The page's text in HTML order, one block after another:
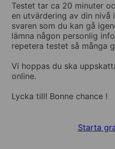
Testet tar ca 20 minuter
en utvärdering av din nivå
svaren som du kan gå
lämna någon personlig
repetera testet så många
Vi hoppas du ska
online.
Lycka till! Bonne chance !
Starta